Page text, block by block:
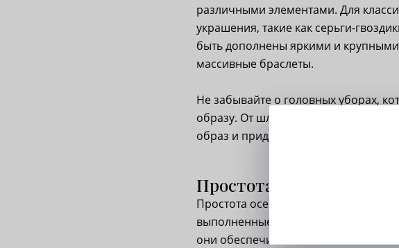
различными элементами. Для
украшения, такие как серьги-
быть дополнены яркими и
массивные браслеты.
Не забывайте о головных уборах,
образу. От шляпок и беретов до
образ и придать ему уютности и
Простота и
Простота осенних платьев
выполненные из мягких и приятных
они обеспечивают максимальный